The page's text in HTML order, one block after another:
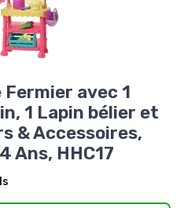
avec 1
1 Lapin bélier et
& Accessoires,
Ans, HHC17